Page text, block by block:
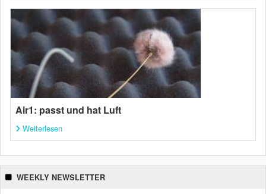
Air1: passt und hat Luft
Weiterlesen
WEEKLY NEWSLETTER